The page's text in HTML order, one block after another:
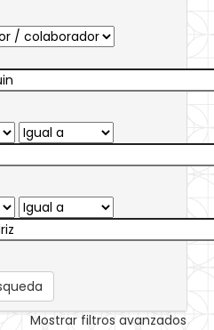
Mostrar filtros avanzados